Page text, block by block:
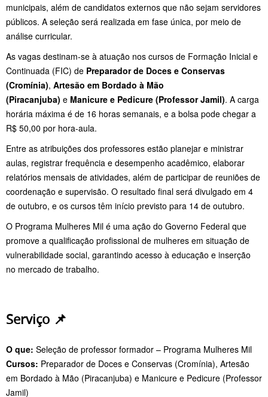
municipais, além de candidatos externos que não sejam servidores
públicos. A seleção será realizada em fase única, por meio de
análise curricular.
As vagas destinam-se à atuação nos cursos de Formação Inicial e
Continuada (FIC) de Preparador de Doces e Conservas
(Cromínia), Artesão em Bordado à Mão
(Piracanjuba) e Manicure e Pedicure (Professor Jamil). A carga
horária máxima é de 16 horas semanais, e a bolsa pode chegar a
R$ 50,00 por hora-aula.
Entre as atribuições dos professores estão planejar e ministrar
aulas, registrar frequência e desempenho acadêmico, elaborar
relatórios mensais de atividades, além de participar de reuniões de
coordenação e supervisão. O resultado final será divulgado em 4
de outubro, e os cursos têm início previsto para 14 de outubro.
O Programa Mulheres Mil é uma ação do Governo Federal que
promove a qualificação profissional de mulheres em situação de
vulnerabilidade social, garantindo acesso à educação e inserção
no mercado de trabalho.
Serviço 📌
O que: Seleção de professor formador – Programa Mulheres Mil
Cursos: Preparador de Doces e Conservas (Cromínia), Artesão
em Bordado à Mão (Piracanjuba) e Manicure e Pedicure (Professor
Jamil)